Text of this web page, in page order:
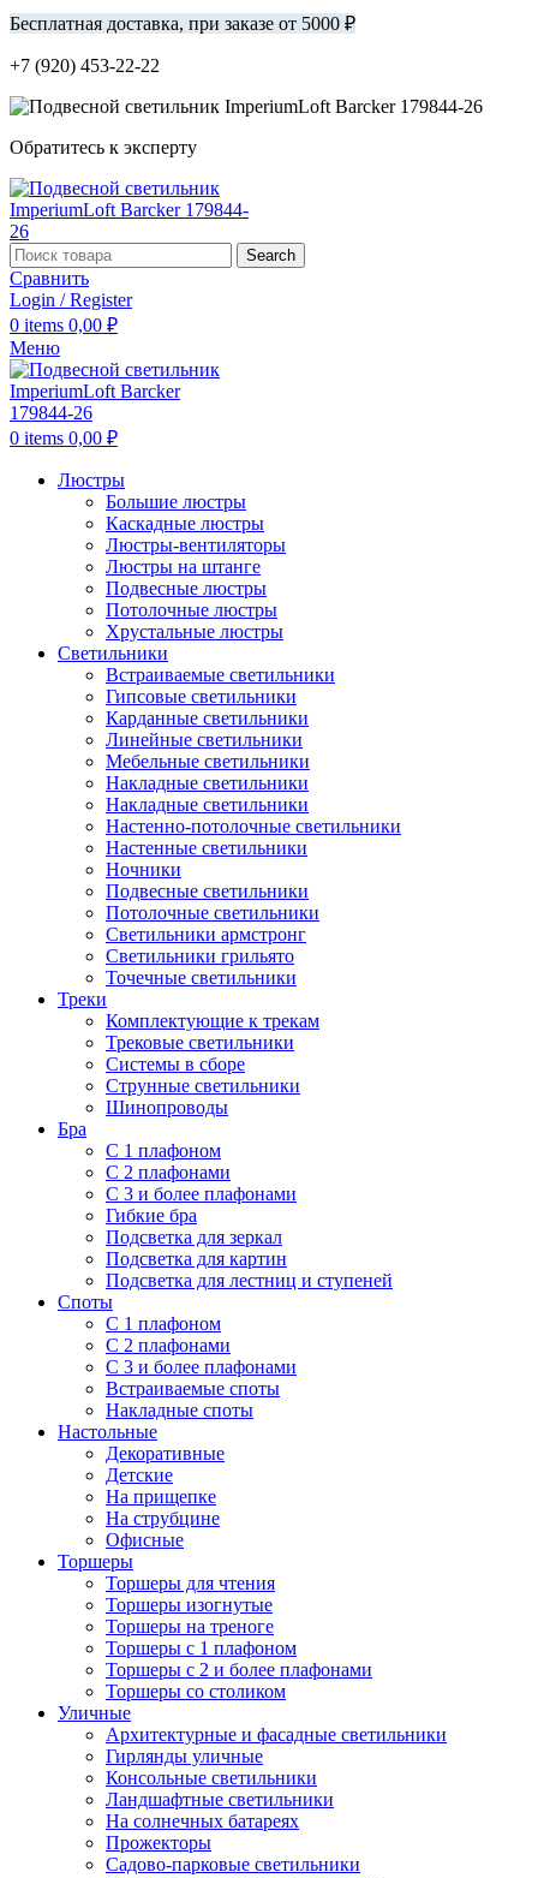
Бесплатная доставка, при заказе от 5000 ₽
+7 (920) 453-22-22
Обратитесь к эксперту
Search
Сравнить
Login / Register
0 items 0,00 ₽
Меню
0 items 0,00 ₽
Люстры
Большие люстры
Каскадные люстры
Люстры-вентиляторы
Люстры на штанге
Подвесные люстры
Потолочные люстры
Хрустальные люстры
Светильники
Встраиваемые светильники
Гипсовые светильники
Карданные светильники
Линейные светильники
Мебельные светильники
Накладные светильники
Накладные светильники
Настенно-потолочные светильники
Настенные светильники
Ночники
Подвесные светильники
Потолочные светильники
Светильники армстронг
Светильники грильято
Точечные светильники
Треки
Комплектующие к трекам
Трековые светильники
Системы в сборе
Струнные светильники
Шинопроводы
Бра
С 1 плафоном
С 2 плафонами
С 3 и более плафонами
Гибкие бра
Подсветка для зеркал
Подсветка для картин
Подсветка для лестниц и ступеней
Споты
С 1 плафоном
С 2 плафонами
С 3 и более плафонами
Встраиваемые споты
Накладные споты
Настольные
Декоративные
Детские
На прищепке
На струбцине
Офисные
Торшеры
Торшеры для чтения
Торшеры изогнутые
Торшеры на треноге
Торшеры с 1 плафоном
Торшеры с 2 и более плафонами
Торшеры со столиком
Уличные
Архитектурные и фасадные светильники
Гирлянды уличные
Консольные светильники
Ландшафтные светильники
На солнечных батареях
Прожекторы
Садово-парковые светильники